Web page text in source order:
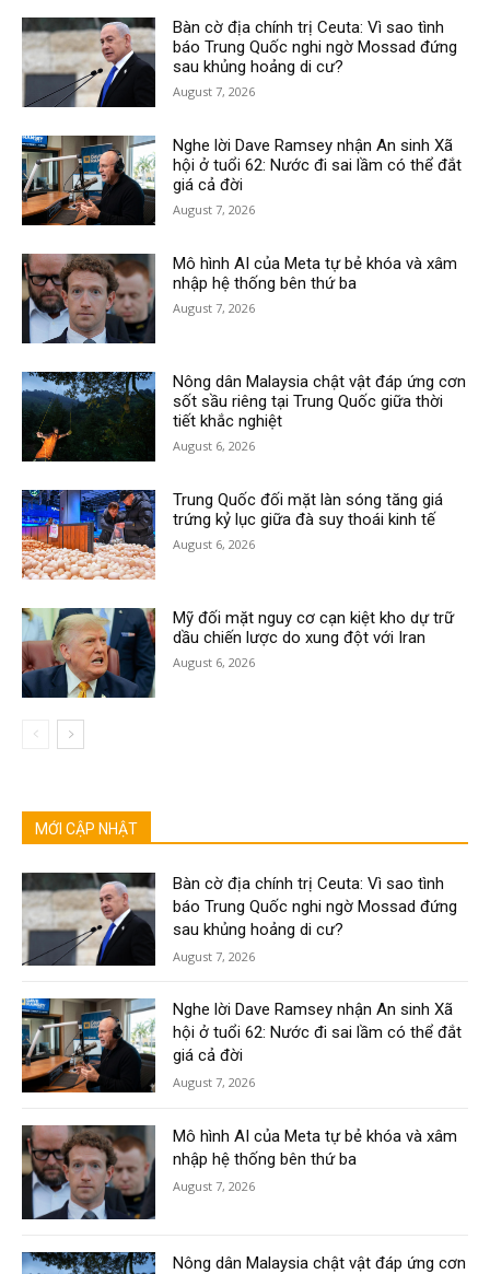
Bàn cờ địa chính trị Ceuta: Vì sao tình
báo Trung Quốc nghi ngờ Mossad đứng
sau khủng hoảng di cư?
August 7, 2026
Nghe lời Dave Ramsey nhận An sinh Xã
hội ở tuổi 62: Nước đi sai lầm có thể đắt
giá cả đời
August 7, 2026
Mô hình AI của Meta tự bẻ khóa và xâm
nhập hệ thống bên thứ ba
August 7, 2026
Nông dân Malaysia chật vật đáp ứng cơn
sốt sầu riêng tại Trung Quốc giữa thời
tiết khắc nghiệt
August 6, 2026
Trung Quốc đối mặt làn sóng tăng giá
trứng kỷ lục giữa đà suy thoái kinh tế
August 6, 2026
Mỹ đối mặt nguy cơ cạn kiệt kho dự trữ
dầu chiến lược do xung đột với Iran
August 6, 2026
MỚI CẬP NHẬT
Bàn cờ địa chính trị Ceuta: Vì sao tình
báo Trung Quốc nghi ngờ Mossad đứng
sau khủng hoảng di cư?
August 7, 2026
Nghe lời Dave Ramsey nhận An sinh Xã
hội ở tuổi 62: Nước đi sai lầm có thể đắt
giá cả đời
August 7, 2026
Mô hình AI của Meta tự bẻ khóa và xâm
nhập hệ thống bên thứ ba
August 7, 2026
Nông dân Malaysia chật vật đáp ứng cơn